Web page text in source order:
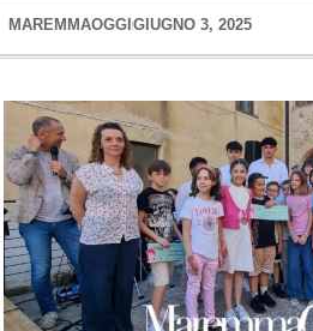
MAREMMAOGGI GIUGNO 3, 2025